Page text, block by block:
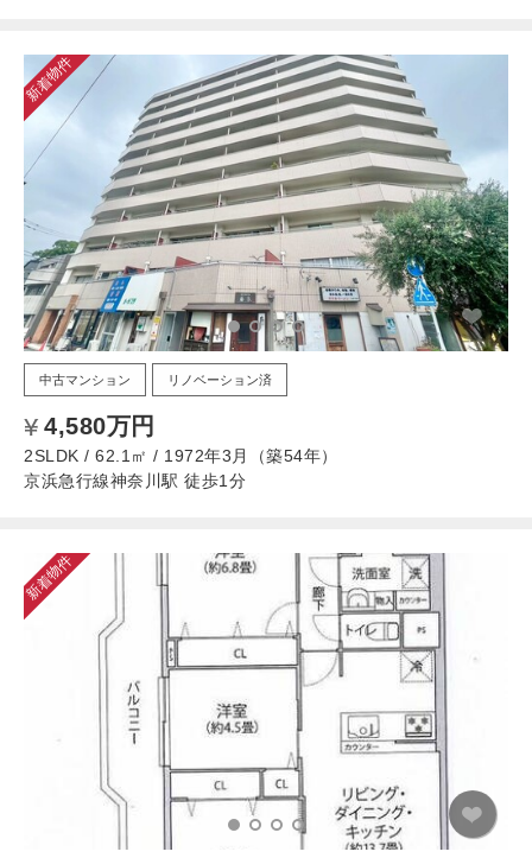
新着物件
中古マンション リノベーション済
4,580万円
2SLDK / 62.1㎡ / 1972年3月（築54年）
京浜急行線神奈川駅 徒歩1分
新着物件